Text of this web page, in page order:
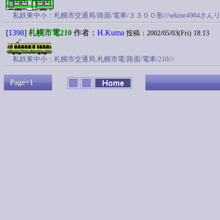
私鉄東中小：札幌市交通局/路面/電車/３３００形///sekine4984さん
[1398] 札幌市電210 作者： H.Kuma 投稿：2002/05/03(Fri) 18:13
私鉄東中小：札幌市交通局,札幌市電/路面/電車/210///
Page=1